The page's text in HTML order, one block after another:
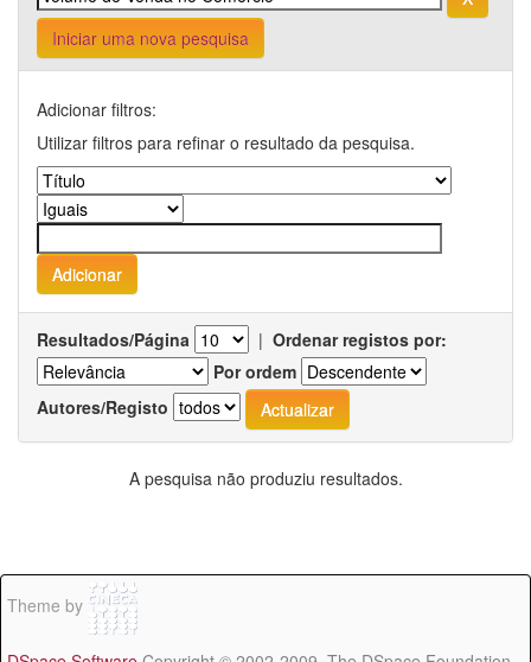
Iniciar uma nova pesquisa
Adicionar filtros:
Utilizar filtros para refinar o resultado da pesquisa.
Resultados/Página | Ordenar registos por:
Por ordem
Autores/Registo
A pesquisa não produziu resultados.
Theme by